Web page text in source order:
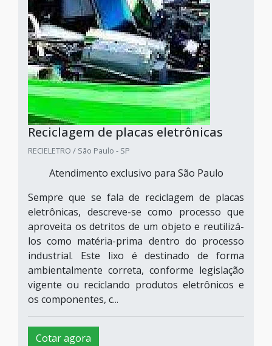
Reciclagem de placas eletrônicas
RECIELETRO / São Paulo - SP
Atendimento exclusivo para São Paulo
Sempre que se fala de reciclagem de placas
eletrônicas, descreve-se como processo que
aproveita os detritos de um objeto e reutilizá-
los como matéria-prima dentro do processo
industrial. Este lixo é destinado de forma
ambientalmente correta, conforme legislação
vigente ou reciclando produtos eletrônicos e
os componentes, c...
Cotar agora